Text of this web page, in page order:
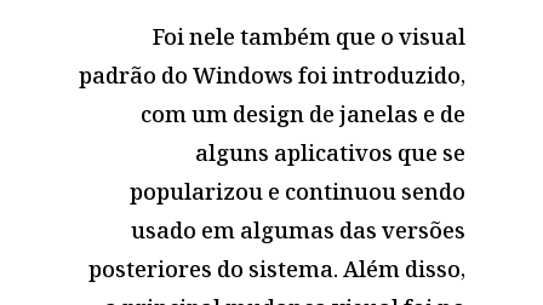
Foi nele também que o visual
padrão do Windows foi introduzido,
com um design de janelas e de
alguns aplicativos que se
popularizou e continuou sendo
usado em algumas das versões
posteriores do sistema. Além disso,